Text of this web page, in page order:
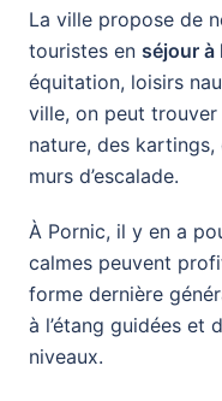
La ville propose de
touristes enséjour à
équitation, loisirs
ville, on peut
nature, des
murs d’escalade.
À Pornic, il y en a
calmes peuvent
forme dernière
à l’étang guidées et
niveaux.